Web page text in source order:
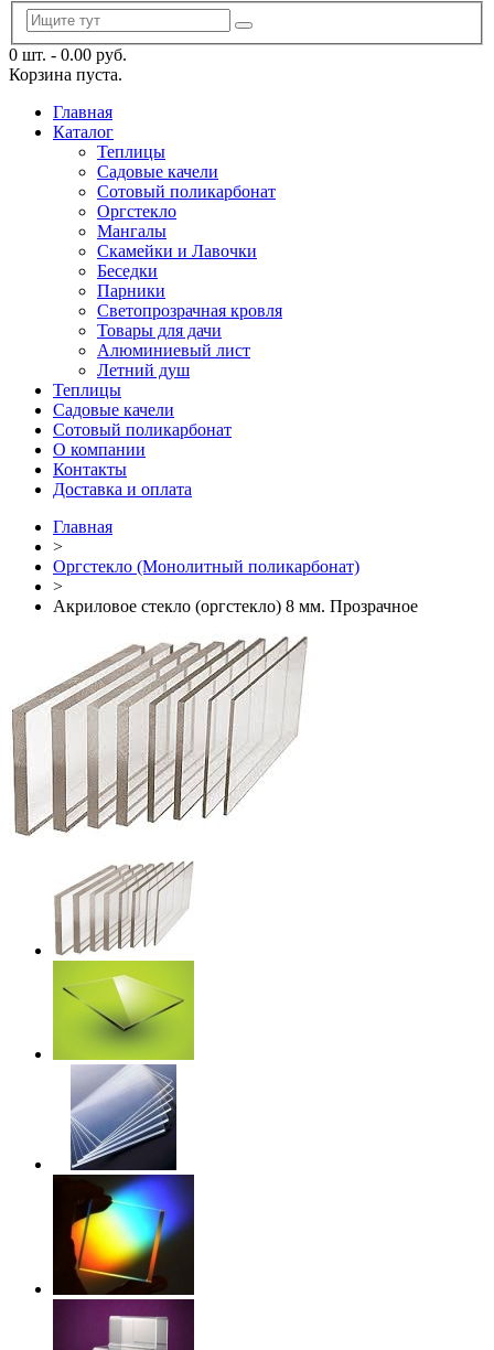
0 шт. - 0.00 руб.
Корзина пуста.
Главная
Каталог
Теплицы
Садовые качели
Сотовый поликарбонат
Оргстекло
Мангалы
Скамейки и Лавочки
Беседки
Парники
Светопрозрачная кровля
Товары для дачи
Алюминиевый лист
Летний душ
Теплицы
Садовые качели
Сотовый поликарбонат
О компании
Контакты
Доставка и оплата
Главная
>
Оргстекло (Монолитный поликарбонат)
>
Акриловое стекло (оргстекло) 8 мм. Прозрачное